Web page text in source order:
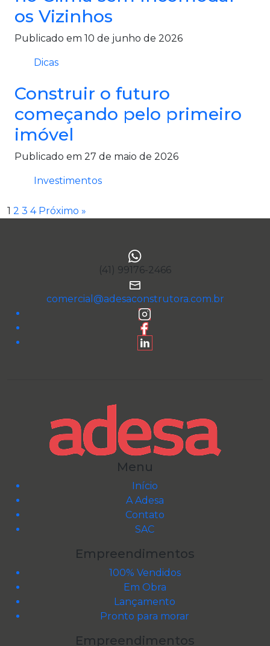
os Vizinhos
Publicado em 10 de junho de 2026
Dicas
Construir o futuro
começando pelo primeiro
imóvel
Publicado em 27 de maio de 2026
Investimentos
1 2 3 4 Próximo »
(41) 99176-2466
comercial@adesaconstrutora.com.br
Menu
Início
A Adesa
Contato
SAC
Empreendimentos
100% Vendidos
Em Obra
Lançamento
Pronto para morar
Empreendimentos